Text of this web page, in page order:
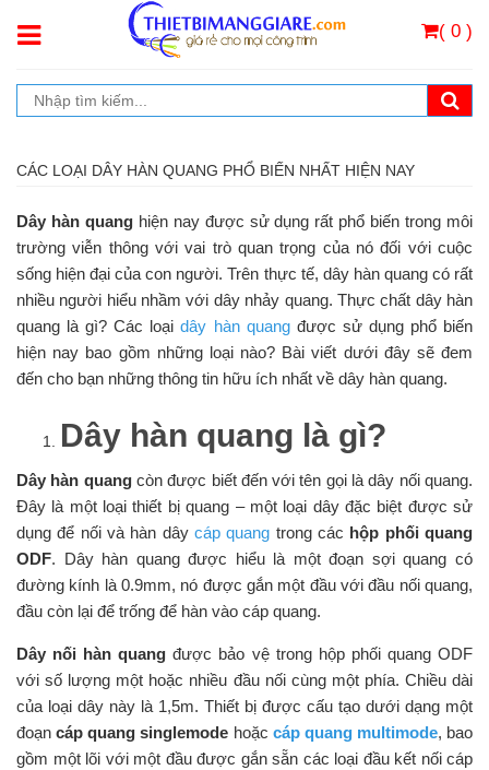
( 0 )
CÁC LOẠI DÂY HÀN QUANG PHỔ BIẾN NHẤT HIỆN NAY
Dây hàn quanghiện nay được sử dụng rất phổ biến trong môi
trường viễn thông với vai trò quan trọng của nó đối với cuộc
sống hiện đại của con người. Trên thực tế, dây hàn quang có rất
nhiều người hiểu nhầm với dây nhảy quang. Thực chất dây hàn
quang là gì? Các loạidây hàn quangđược sử dụng phổ biến
hiện nay bao gồm những loại nào? Bài viết dưới đây sẽ đem
đến cho bạn những thông tin hữu ích nhất về dây hàn quang.
Dây hàn quang là gì?
Dây hàn quangcòn được biết đến với tên gọi là dây nối quang.
Đây là một loại thiết bị quang – một loại dây đặc biệt được sử
dụng để nối và hàn dây cáp quang trong các hộp phối quang
ODF. Dây hàn quang được hiểu là một đoạn sợi quang có
đường kính là 0.9mm, nó được gắn một đầu với đầu nối quang,
đầu còn lại để trống để hàn vào cáp quang.
Dây nối hàn quang được bảo vệ trong hộp phối quang ODF
với số lượng một hoặc nhiều đầu nối cùng một phía. Chiều dài
của loại dây này là 1,5m. Thiết bị được cấu tạo dưới dạng một
đoạncáp quang singlemode hoặc cáp quang multimode, bao
gồm một lõi với một đầu được gắn sẵn các loại đầu kết nối cáp